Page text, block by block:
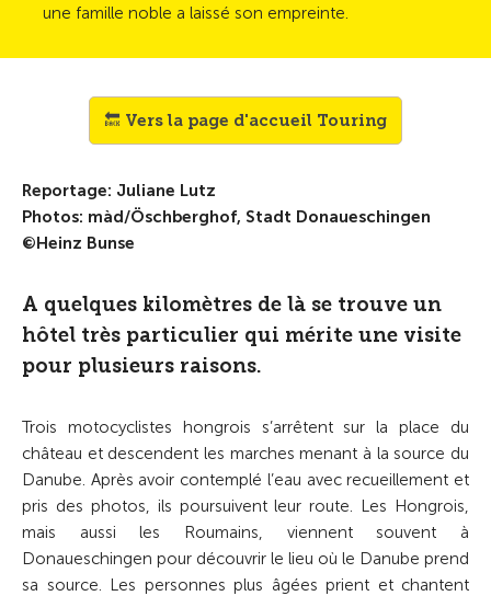
une famille noble a laissé son empreinte.
🔙 Vers la page d'accueil Touring
Reportage: Juliane Lutz
Photos: màd/Öschberghof, Stadt Donaueschingen
©Heinz Bunse
A quelques kilomètres de là se trouve un
hôtel très particulier qui mérite une visite
pour plusieurs raisons.
Trois motocyclistes hongrois s’arrêtent sur la place du
château et descendent les marches menant à la source du
Danube. Après avoir contemplé l’eau avec recueillement et
pris des photos, ils poursuivent leur route. Les Hongrois,
mais aussi les Roumains, viennent souvent à
Donaueschingen pour découvrir le lieu où le Danube prend
sa source. Les personnes plus âgées prient et chantent